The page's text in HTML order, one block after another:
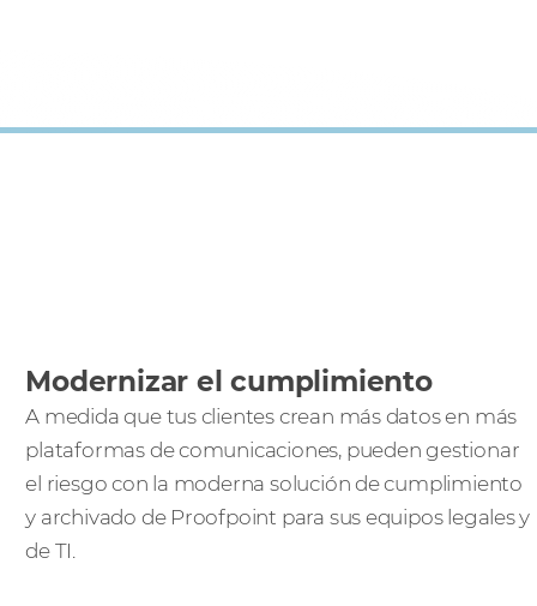
Modernizar el cumplimiento
A medida que tus clientes crean más datos en más
plataformas de comunicaciones, pueden gestionar
el riesgo con la moderna solución de cumplimiento
y archivado de Proofpoint para sus equipos legales y
de TI.